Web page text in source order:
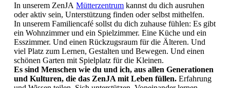
In unserem ZenJAMütterzentrum kannst du dich ausruhen
oder aktiv sein, Unterstützung finden oder selbst mithelfen.
In unserem Familiencafé sollst du dich zuhause fühlen: Es gibt
ein Wohnzimmer und ein Spielzimmer. Eine Küche und ein
Esszimmer. Und einen Rückzugsraum für die Älteren. Und
viel Platz zum Lernen, Gestalten und Bewegen. Und einen
schönen Garten mit Spielplatz für die Kleinen.
Es sind Menschen wie du und ich, aus allen Generationen
und Kulturen, die das ZenJA mit Leben füllen. Erfahrung